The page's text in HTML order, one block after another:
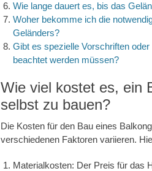
Wie lange dauert es, bis das
Woher bekomme ich die
Geländers?
Gibt es spezielle Vorschriften
beachtet werden müssen?
Wie viel kostet es, ein
selbst zu bauen?
Die Kosten für den Bau eines
verschiedenen Faktoren variieren.
Materialkosten: Der Preis für das